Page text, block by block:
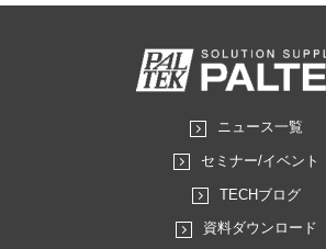
ニュース一覧
セミナー/イベント
TECHブログ
資料ダウンロード